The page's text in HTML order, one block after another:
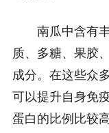
南瓜中含有
质、多糖、果胶
成分。在这些众
可以提升自身免
蛋白的比例比较